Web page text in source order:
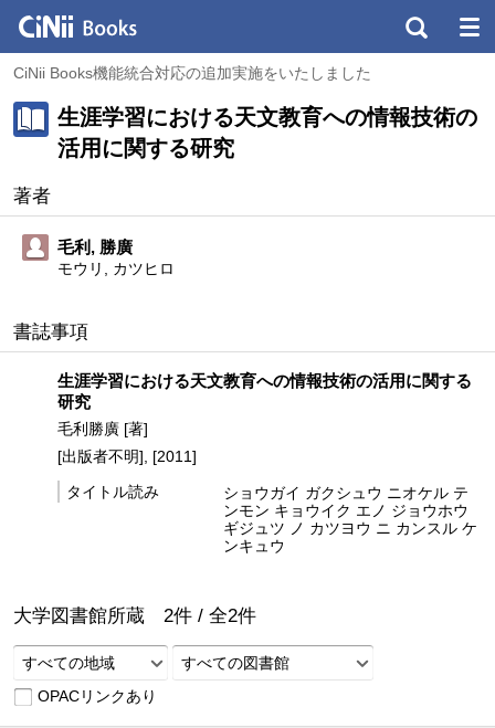
CiNii Books機能統合対応の追加実施をいたしました
生涯学習における天文教育への情報技術の
活用に関する研究
著者
毛利, 勝廣
モウリ, カツヒロ
書誌事項
生涯学習における天文教育への情報技術の活用に関する
研究
毛利勝廣 [著]
[出版者不明], [2011]
タイトル読み
ショウガイ ガクシュウ ニオケル テ
ンモン キョウイク エノ ジョウホウ
ギジュツ ノ カツヨウ ニ カンスル ケ
ンキュウ
大学図書館所蔵 2件 / 全2件
すべての地域
すべての図書館
OPACリンクあり